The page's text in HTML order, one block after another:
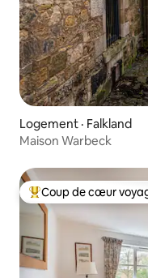
Logement · Falkland
Maison Warbeck
Coup de cœur
Coup de cœur